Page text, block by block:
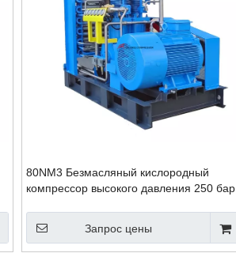
80NM3 Безмасляный кислородный
компрессор высокого давления 250 бар
Запрос цены